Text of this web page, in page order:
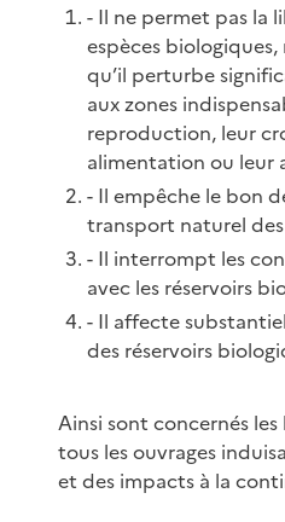
- Il ne permet pas la
espèces
qu’il perturbe
aux zones
reproduction, leur
alimentation ou leur
- Il empêche le bon
transport naturel
- Il interrompt les
avec les réservoirs
- Il affecte
des réservoirs
Ainsi sont concernés les
tous les ouvrages
et des impacts à la